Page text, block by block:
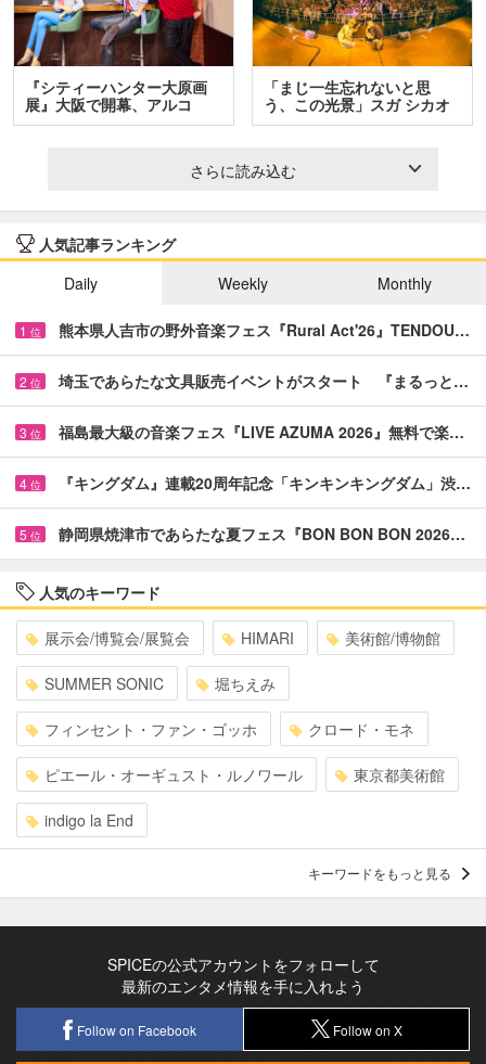
『シティーハンター大原画
展』大阪で開幕、アルコ
＆…
「まじ一生忘れないと思
う、この光景」スガ シカオ
と…
さらに読み込む
人気記事ランキング
Daily
Weekly Monthly
1 位 熊本県人吉市の野外音楽フェス『Rural Act'26』TENDOU…
2 位 埼玉であらたな文具販売イベントがスタート 『まるっと…
3 位 福島最大級の音楽フェス『LIVE AZUMA 2026』無料で楽…
4 位 『キングダム』連載20周年記念「キンキンキングダム」渋…
5 位 静岡県焼津市であらたな夏フェス『BON BON BON 2026…
人気のキーワード
展示会/博覧会/展覧会 HIMARI 美術館/博物館
SUMMER SONIC 堀ちえみ
フィンセント・ファン・ゴッホ クロード・モネ
ピエール・オーギュスト・ルノワール 東京都美術館
indigo la End
キーワードをもっと見る
SPICEの公式アカウントをフォローして
最新のエンタメ情報を手に入れよう
Follow on Facebook Follow on X